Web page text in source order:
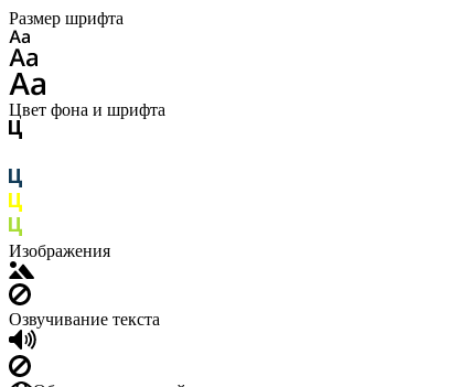
Размер шрифта
Цвет фона и шрифта
Изображения
Озвучивание текста